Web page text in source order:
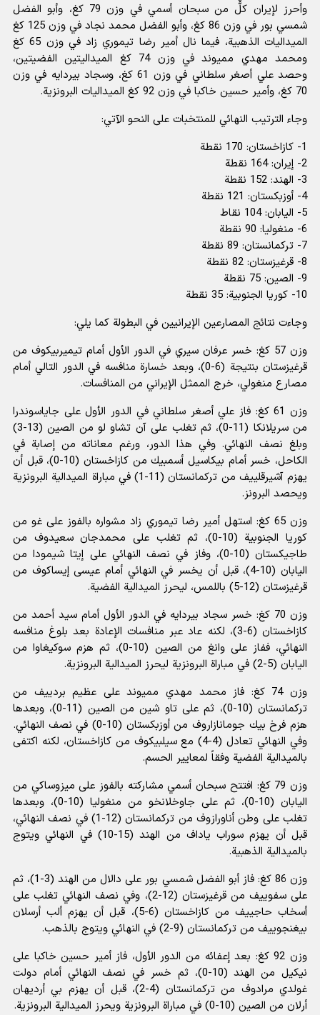
وأحرز لإيران كلٌّ من سبحان أسمي في وزن 79 كغ، وأبو الفضل
شمسي بور في وزن 86 كغ، وأبو الفضل محمد نجاد في وزن 125 كغ
الميداليات الذهبية، فيما نال أمير رضا تيموري زاد في وزن 65 كغ
ومحمد مهدي مميوند في وزن 74 كغ الميداليتين الفضيتين،
وحصد علي أصغر سلطاني في وزن 61 كغ، وسجاد بيردايه في وزن
70 كغ، وأمير حسين خاكبا في وزن 92 كغ الميداليات البرونزية.
وجاء الترتيب النهائي للمنتخبات على النحو الآتي:
1- كازاخستان: 170 نقطة
2- إيران: 164 نقطة
3- الهند: 152 نقطة
4- أوزبكستان: 121 نقطة
5- اليابان: 104 نقاط
6- منغوليا: 90 نقطة
7- تركمانستان: 89 نقطة
8- قرغيزستان: 82 نقطة
9- الصين: 75 نقطة
10- كوريا الجنوبية: 35 نقطة
وجاءت نتائج المصارعين الإيرانيين في البطولة كما يلي:
وزن 57 كغ: خسر عرفان سيري في الدور الأول أمام تيميربيكوف من
قرغيزستان بنتيجة (6-0)، وبعد خسارة منافسه في الدور التالي أمام
مصارع منغولي، خرج الممثل الإيراني من المنافسات.
وزن 61 كغ: فاز علي أصغر سلطاني في الدور الأول على جاياسوندرا
من سريلانكا (11-0)، ثم تغلب على آن تشاو لو من الصين (13-3)
وبلغ نصف النهائي. وفي هذا الدور، ورغم معاناته من إصابة في
الكاحل، خسر أمام بيكاسيل أسمبيك من كازاخستان (10-0)، قبل أن
يهزم آشيرقلييف من تركمانستان (11-1) في مباراة الميدالية البرونزية
ويحصد البرونز.
وزن 65 كغ: استهل أمير رضا تيموري زاد مشواره بالفوز على غو من
كوريا الجنوبية (10-0)، ثم تغلب على محمدجان سعيدوف من
طاجيكستان (10-0)، وفاز في نصف النهائي على إيتا شيمودا من
اليابان (10-4)، قبل أن يخسر في النهائي أمام عيسى إيساكوف من
قرغيزستان (12-5) باللمس، ليحرز الميدالية الفضية.
وزن 70 كغ: خسر سجاد بيردايه في الدور الأول أمام سيد أحمد من
كازاخستان (6-3)، لكنه عاد عبر منافسات الإعادة بعد بلوغ منافسه
النهائي، ففاز على وانغ من الصين (10-0)، ثم هزم سوكيغاوا من
اليابان (5-2) في مباراة البرونزية ليحرز الميدالية البرونزية.
وزن 74 كغ: فاز محمد مهدي مميوند على عظيم بردييف من
تركمانستان (10-0)، ثم على تاو شين من الصين (11-0)، وبعدها
هزم فرخ بيك جومانازاروف من أوزبكستان (10-0) في نصف النهائي.
وفي النهائي تعادل (4-4) مع سيلبيكوف من كازاخستان، لكنه اكتفى
بالميدالية الفضية وفقاً لمعايير الحسم.
وزن 79 كغ: افتتح سبحان أسمي مشاركته بالفوز على ميزوساكي من
اليابان (10-0)، ثم على جاوخلانخو من منغوليا (10-0)، وبعدها
تغلب على وطن أناورازوف من تركمانستان (12-1) في نصف النهائي،
قبل أن يهزم سوراب ياداف من الهند (15-10) في النهائي ويتوج
بالميدالية الذهبية.
وزن 86 كغ: فاز أبو الفضل شمسي بور على دالال من الهند (3-1)، ثم
على سفوييف من قرغيزستان (12-2)، وفي نصف النهائي تغلب على
أسخاب حاجييف من كازاخستان (6-5)، قبل أن يهزم ألب أرسلان
بيغنجوييف من تركمانستان (9-2) في النهائي ويتوج بالذهب.
وزن 92 كغ: بعد إعفائه من الدور الأول، فاز أمير حسين خاكبا على
نيكيل من الهند (10-0)، ثم خسر في نصف النهائي أمام دولت
غولدي مرادوف من تركمانستان (4-2)، قبل أن يهزم بي أرديهان
أرلان من الصين (10-0) في مباراة البرونزية ويحرز الميدالية البرونزية.